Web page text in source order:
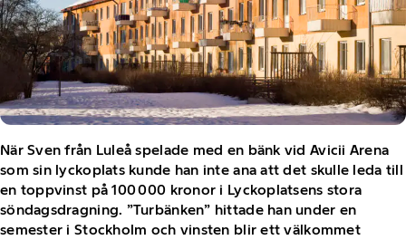
När Sven från Luleå spelade med en bänk vid Avicii Arena
som sin lyckoplats kunde han inte ana att det skulle leda till
en toppvinst på 100 000 kronor i Lyckoplatsens stora
söndagsdragning. ”Turbänken” hittade han under en
semester i Stockholm och vinsten blir ett välkommet